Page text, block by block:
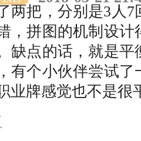
两把，分别是3人
，拼图的机制设
缺点的话，就是
有个小伙伴尝试
业牌感觉也不是很